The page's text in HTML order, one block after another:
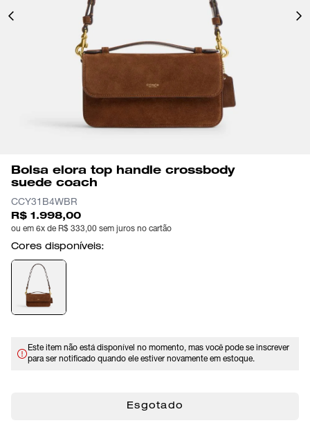
Bolsa elora top handle crossbody
suede coach
CCY31B4WBR
R$ 1.998,00
ou em 6x de R$ 333,00 sem juros no cartão
Cores disponíveis:
Este item não está disponível no momento, mas você pode se inscrever
para ser notificado quando ele estiver novamente em estoque.
Esgotado